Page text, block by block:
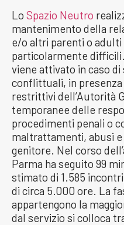
Lo Spazio Neutro
mantenimento della
e/o altri parenti o adulti
particolarmente
viene attivato in caso
conflittuali, in
restrittivi dell’Autorità
temporanee delle
procedimenti penali o
maltrattamenti, abusi e
genitore. Nel corso
Parma ha seguito 99
stimato di 1.585
di circa 5.000 ore. La
appartengono la
dal servizio si colloca